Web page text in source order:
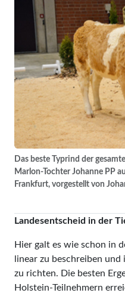
Das beste Typrind der
Marlon-Tochter Johanne PP
Frankfurt, vorgestellt von
Landesentscheid in der
Hier galt es wie schon in
linear zu beschreiben und
zu richten. Die besten
Holstein-Teilnehmern